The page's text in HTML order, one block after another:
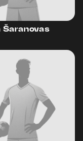
Šaranovas